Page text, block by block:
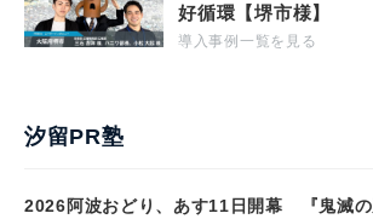
好循環【堺市様】
導入事例一覧を見る
汐留PR塾
2026阿波おどり、あす11日開幕 『鬼滅